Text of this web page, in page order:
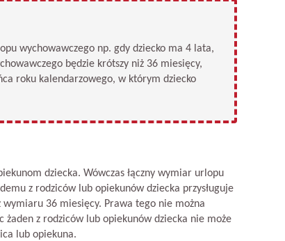
wychowawczego np. gdy dziecko ma 4 lata,
będzie krótszy niż 36 miesięcy,
roku kalendarzowego, w którym dziecko
dziecka. Wówczas łączny wymiar urlopu
z rodziców lub opiekunów dziecka przysługuje
36 miesięcy. Prawa tego nie można
z rodziców lub opiekunów dziecka nie może
lub opiekuna.